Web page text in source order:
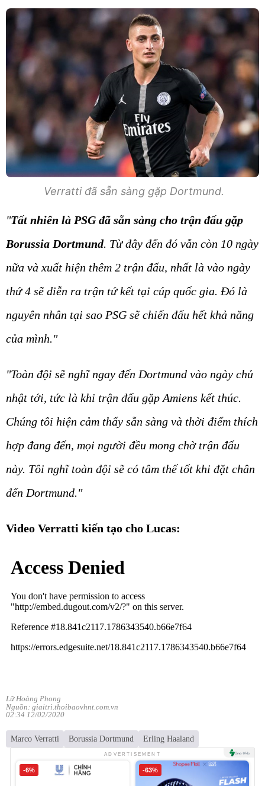
Verratti đã sẵn sàng gặp Dortmund.
"Tất nhiên là PSG đã sẵn sàng cho trận đấu gặp
Borussia Dortmund. Từ đây đến đó vẫn còn 10 ngày
nữa và xuất hiện thêm 2 trận đấu, nhất là vào ngày
thứ 4 sẽ diễn ra trận tứ kết tại cúp quốc gia. Đó là
nguyên nhân tại sao PSG sẽ chiến đấu hết khả năng
của mình."
"Toàn đội sẽ nghĩ ngay đến Dortmund vào ngày chủ
nhật tới, tức là khi trận đấu gặp Amiens kết thúc.
Chúng tôi hiện cảm thấy sẵn sàng và thời điểm thích
hợp đang đến, mọi người đều mong chờ trận đấu
này. Tôi nghĩ toàn đội sẽ có tâm thế tốt khi đặt chân
đến Dortmund."
Video Verratti kiến tạo cho Lucas:
Lữ Hoàng Phong
Nguồn: giaitri.thoibaovhnt.com.vn
02:34 12/02/2020
Marco Verratti Borussia Dortmund Erling Haaland
ADVERTISEMENT
-6% -63%